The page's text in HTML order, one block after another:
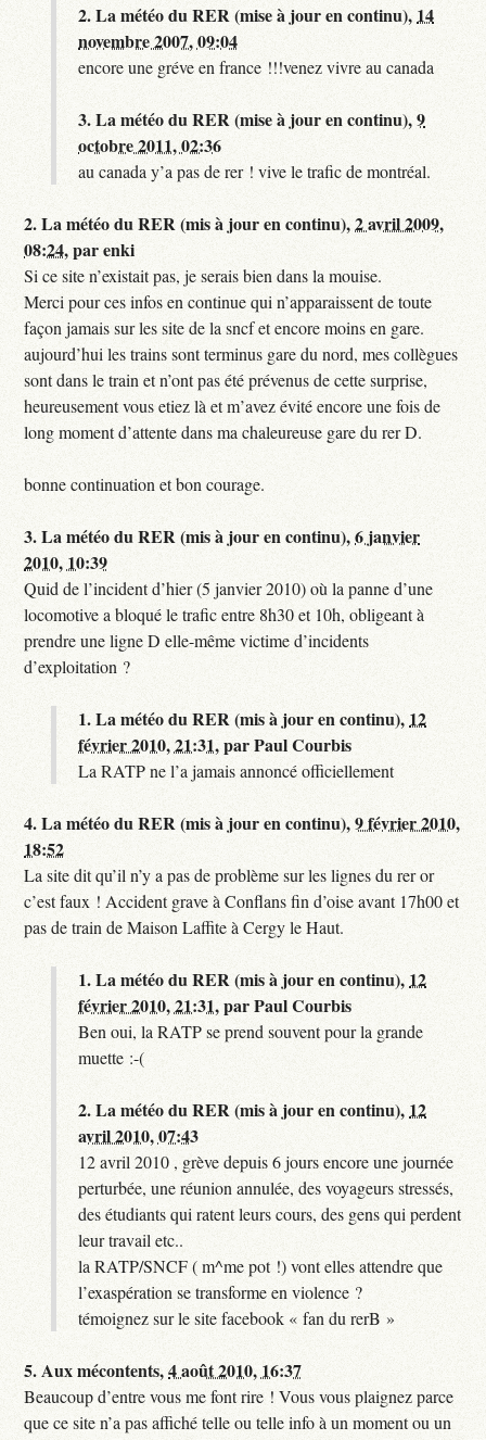
2.La météo du RER (mise à jour en continu), 14
novembre 2007, 09:04
encore une gréve en france !!!venez vivre au canada
3.La météo du RER (mise à jour en continu),9
octobre 2011, 02:36
au canada y’a pas de rer ! vive le trafic de montréal.
2.La météo du RER (mis à jour en continu),2 avril 2009,
08:24,parenki
Si ce site n’existait pas, je serais bien dans la mouise.
Merci pour ces infos en continue qui n’apparaissent de toute
façon jamais sur les site de la sncf et encore moins en gare.
aujourd’hui les trains sont terminus gare du nord, mes collègues
sont dans le train et n’ont pas été prévenus de cette surprise,
heureusement vous etiez là et m’avez évité encore une fois de
long moment d’attente dans ma chaleureuse gare du rer D.
bonne continuation et bon courage.
3.La météo du RER (mis à jour en continu),6 janvier
2010, 10:39
Quid de l’incident d’hier (5 janvier 2010) où la panne d’une
locomotive a bloqué le trafic entre 8h30 et 10h, obligeant à
prendre une ligne D elle-même victime d’incidents
d’exploitation ?
1.La météo du RER (mis à jour en continu), 12
février 2010, 21:31,parPaul Courbis
La RATP ne l’a jamais annoncé officiellement
4.La météo du RER (mis à jour en continu),9 février 2010,
18:52
La site dit qu’il n’y a pas de problème sur les lignes du rer or
c’est faux ! Accident grave à Conflans fin d’oise avant 17h00 et
pas de train de Maison Laffite à Cergy le Haut.
1.La météo du RER (mis à jour en continu), 12
février 2010, 21:31,parPaul Courbis
Ben oui, la RATP se prend souvent pour la grande
muette :-(
2.La météo du RER (mis à jour en continu), 12
avril 2010, 07:43
12 avril 2010 , grève depuis 6 jours encore une journée
perturbée, une réunion annulée, des voyageurs stressés,
des étudiants qui ratent leurs cours, des gens qui perdent
leur travail etc..
la RATP/SNCF ( m^me pot !) vont elles attendre que
l’exaspération se transforme en violence ?
témoignez sur le site facebook « fan du rerB »
5.Aux mécontents,4 août 2010, 16:37
Beaucoup d’entre vous me font rire ! Vous vous plaignez parce
que ce site n’a pas affiché telle ou telle info à un moment ou un